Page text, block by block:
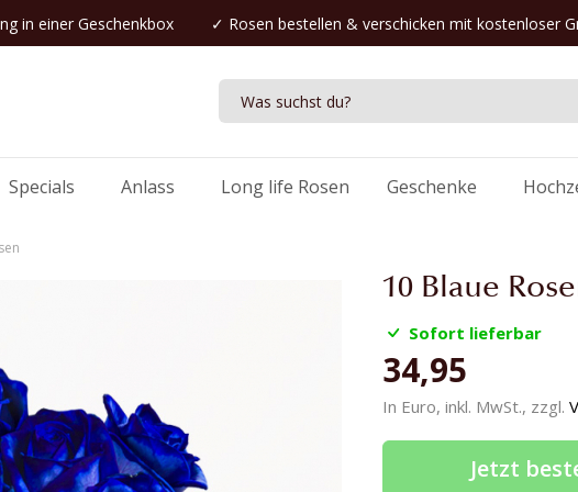
in einer Geschenkbox ✓ Rosen bestellen & verschicken mit kostenloser
Specials Anlass Long life Rosen Geschenke
10 Blaue
Sofort lieferbar
34,95
In Euro, inkl. MwSt., zzgl.
Jetzt